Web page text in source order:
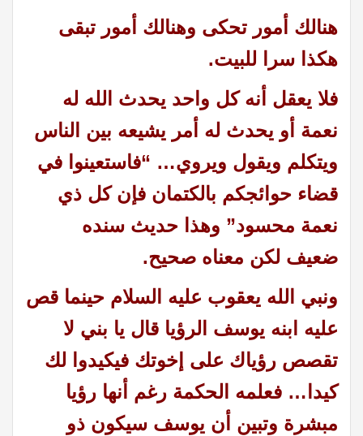
هنالك أمور تحكى وهنالك أمور تبقى
هكذا سرا للبيت.
فلا يعقل أنه كل واحد يحدث الله له
نعمة أو يحدث له أمر يشيعه بين الناس
ويتكلم ويقول ويروي… “فاستعينوا في
قضاء حوائجكم بالكتمان فإن كل ذي
نعمة محسود” وهذا حديث سنده
ضعيف لكن معناه صحيح.
ونبي الله يعقوب عليه السلام حينما قص
عليه ابنه يوسف الرؤيا قال يا بني لا
تقصص رؤياك على إخوتك فيكيدوا لك
كيدا… فعلمه الحكمة رغم أنها رؤيا
مبشرة وتبين أن يوسف سيكون ذو